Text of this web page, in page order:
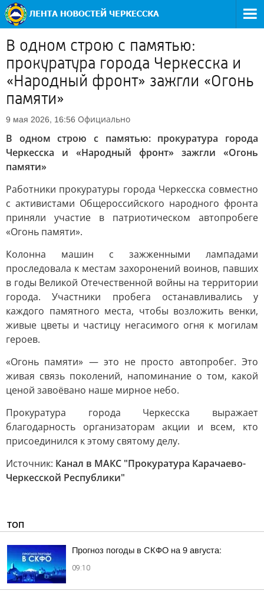
В одном строю с памятью:
прокуратура города Черкесска и
«Народный фронт» зажгли «Огонь
памяти»
9 мая 2026, 16:56 Официально
В одном строю с памятью: прокуратура города
Черкесска и «Народный фронт» зажгли «Огонь
памяти»
Работники прокуратуры города Черкесска совместно
с активистами Общероссийского народного фронта
приняли участие в патриотическом автопробеге
«Огонь памяти».
Колонна машин с зажженными лампадами
проследовала к местам захоронений воинов, павших
в годы Великой Отечественной войны на территории
города. Участники пробега останавливались у
каждого памятного места, чтобы возложить венки,
живые цветы и частицу негасимого огня к могилам
героев.
«Огонь памяти» — это не просто автопробег. Это
живая связь поколений, напоминание о том, какой
ценой завоёвано наше мирное небо.
Прокуратура города Черкесска выражает
благодарность организаторам акции и всем, кто
присоединился к этому святому делу.
Источник: Канал в МАКС "Прокуратура Карачаево-
Черкесской Республики"
ТОП
Прогноз погоды в СКФО на 9 августа:
09:10